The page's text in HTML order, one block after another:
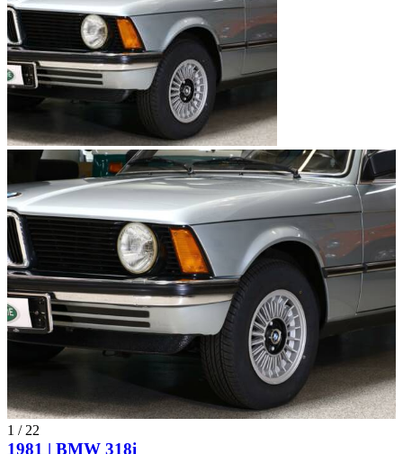
1 / 22
1981 | BMW 318i